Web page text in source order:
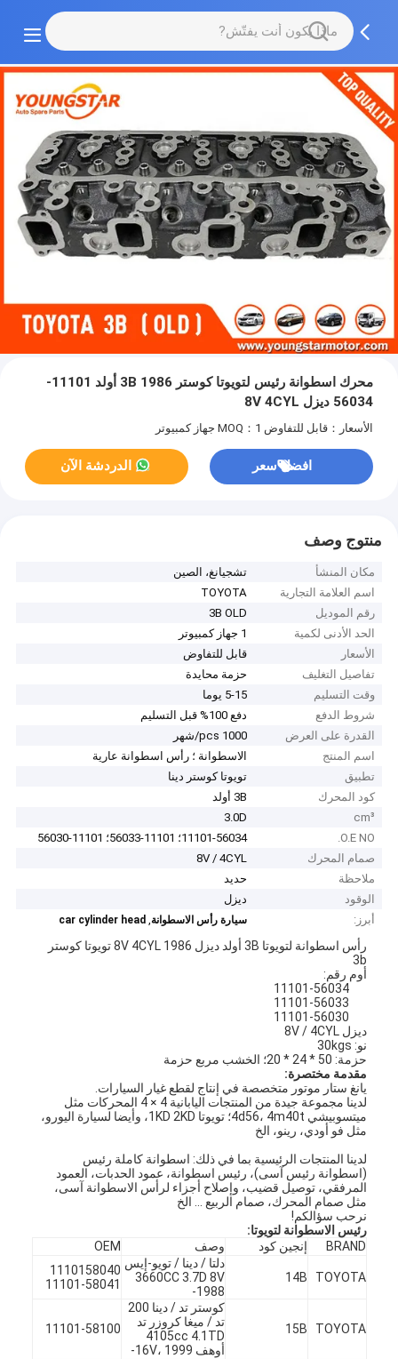
محرك اسطوانة رئيس لتويوتا كوستر 1986 3B أولد 11101-
56034 ديزل 8V 4CYL
الأسعار：قابل للتفاوض MOQ：1 جهاز كمبيوتر
افضل سعر الدردشة الآن
منتوج وصف
مكان المنشأ
تشجيانغ، الصين
اسم العلامة التجارية
TOYOTA
رقم الموديل
3B OLD
الحد الأدنى لكمية
1 جهاز كمبيوتر
الأسعار
قابل للتفاوض
تفاصيل التغليف
حزمة محايدة
وقت التسليم
5-15 يوما
شروط الدفع
دفع 100% قبل التسليم
القدرة على العرض
1000 pcs/شهر
اسم المنتج
الاسطوانة ؛ رأس اسطوانة عارية
تطبيق
تويوتا كوستر دينا
كود المحرك
3B أولد
cm³
3.0D
O.E NO.
11101-56034؛ 11101-56033؛ 11101-56030
صمام المحرك
8V / 4CYL
ملاحظة
حديد
الوقود
ديزل
أبرز:
سيارة رأس الاسطوانة,
car cylinder head
رأس اسطوانة لتويوتا 3B أولد ديزل 8V 4CYL 1986 تويوتا كوستر
3b
أوم رقم:
11101-56034
11101-56033
11101-56030
ديزل 8V / 4CYL
نو: 30kgs
حزمة: 50 * 24 * 20؛ الخشب مربع حزمة
مقدمة مختصرة:
يانغ ستار موتور متخصصة في إنتاج لقطع غيار السيارات.
لدينا مجموعة جيدة من المنتجات اليابانية 4
×
4 المحركات مثل
ميتسوبيشي 4d56، 4m40t؛
تويوتا 1KD 2KD، وأيضا لسيارة اليورو،
مثل فو أودي، رينو، الخ
لدينا المنتجات الرئيسية بما في ذلك: اسطوانة كاملة رئيس
(اسطوانة رئيس آسى)، رئيس اسطوانة، عمود الحدبات، العمود
المرفقي، توصيل قضيب، وإصلاح أجزاء لرأس الاسطوانة آسى،
مثل صمام المحرك، صمام الربيع ... الخ
نرحب سؤالكم!
رئيس الاسطوانة لتويوتا:
BRAND
إنجين كود وصف OEM
TOYOTA
14B
دلتا / دينا / تويو-إيس
3660CC 3.7D 8V
1988-
1110158040
11101-58041
TOYOTA
15B
كوستر تد / دينا 200
تد / ميغا كروزر تد
4105cc 4.1TD
أوهف 16V، 1999-
11101-58100